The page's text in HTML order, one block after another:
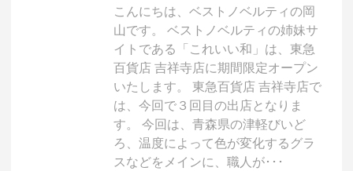
こんにちは、ベストノベルティの岡
山です。 ベストノベルティの姉妹サ
イトである「これいい和」は、東急
百貨店 吉祥寺店に期間限定オープン
いたします。 東急百貨店 吉祥寺店で
は、今回で３回目の出店となりま
す。 今回は、青森県の津軽びいど
ろ、温度によって色が変化するグラ
スなどをメインに、職人が･･･